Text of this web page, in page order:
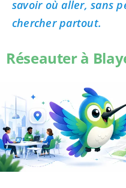
savoir où aller, sans
chercher partout.
Réseauter à